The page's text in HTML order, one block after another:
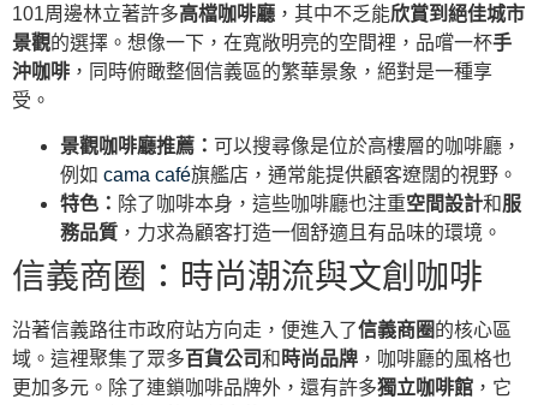
101周邊林立著許多高檔咖啡廳 ，其中不乏能欣賞到絕佳城市
景觀的選擇。想像一下，在寬敞明亮的空間裡，品嚐一杯手
沖咖啡 ，同時俯瞰整個信義區的繁華景象，絕對是一種享
受。
景觀咖啡廳推薦： 可以搜尋像是位於高樓層的咖啡廳，
例如 cama café旗艦店，通常能提供顧客遼闊的視野。
特色： 除了咖啡本身，這些咖啡廳也注重空間設計和服
務品質 ，力求為顧客打造一個舒適且有品味的環境。
信義商圈：時尚潮流與文創咖啡
沿著信義路往市政府站方向走，便進入了信義商圈的核心區
域。這裡聚集了眾多百貨公司和 時尚品牌 ，咖啡廳的風格也
更加多元。除了連鎖咖啡品牌外，還有許多獨立咖啡館 ，它